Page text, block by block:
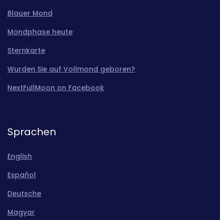
Blauer Mond
Mondphase heute
Sternkarte
Wurden Sie auf Vollmond geboren?
NextFullMoon on Facebook
Sprachen
English
Español
Deutsche
Magyar